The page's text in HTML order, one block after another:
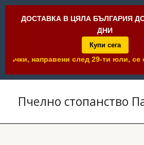
ДОСТАВКА В ЦЯЛА БЪЛГАРИЯ
ДНИ
Купи сега
29-ти юли, се обработват след
contentПчелно стопанство